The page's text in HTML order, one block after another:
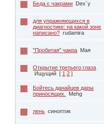
Беда с чакрами Dex`y
для упражняющихся в
диагностике: на какой зоне
написано? rudamira
"Пробитая" чакра Мая
Открытие третьего глаза
Ищущий [ 1 2 ]
Бойтесь данайцев дары
приносящих.
Mehg
лень синоптик